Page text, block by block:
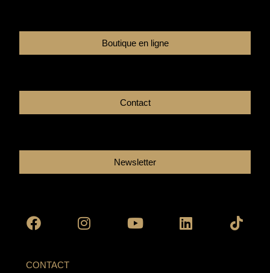
Boutique en ligne
Contact
Newsletter
CONTACT